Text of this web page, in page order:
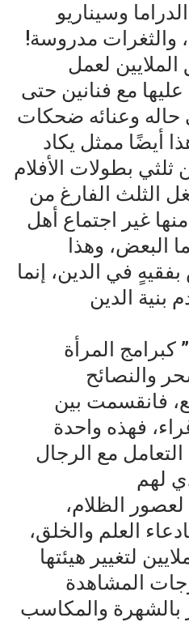
وسيناريو
والثغرات مدروسة!
الملايين لعمل
مع فنانين حتى
وعنائه ضحكات
أيضًا ممثل يكاد
بطولات الأفلام
الثلث الفارغ من
غير اجتماع أهل
البعض، وهذا
في الدين، إنما
بنية الدين
كبرامج المرأة
والنصائح
فانقسمت بين
فهذه واحدة
التعامل مع الرجال
لهم
لعصور الظلام،
العلم والخلق،
لتغيير هيئتها
المشاهدة
بالشهرة والمكاسب